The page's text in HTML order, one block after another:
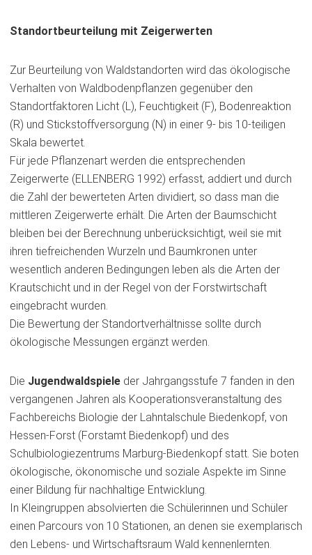
Standortbeurteilung mit Zeigerwerten
Zur Beurteilung von Waldstandorten wird das ökologische
Verhalten von Waldbodenpflanzen gegenüber den
Standortfaktoren Licht (L), Feuchtigkeit (F), Bodenreaktion
(R) und Stickstoffversorgung (N) in einer 9- bis 10-teiligen
Skala bewertet.
Für jede Pflanzenart werden die entsprechenden
Zeigerwerte (ELLENBERG 1992) erfasst, addiert und durch
die Zahl der bewerteten Arten dividiert, so dass man die
mittleren Zeigerwerte erhält. Die Arten der Baumschicht
bleiben bei der Berechnung unberücksichtigt, weil sie mit
ihren tiefreichenden Wurzeln und Baumkronen unter
wesentlich anderen Bedingungen leben als die Arten der
Krautschicht und in der Regel von der Forstwirtschaft
eingebracht wurden.
Die Bewertung der Standortverhältnisse sollte durch
ökologische Messungen ergänzt werden.
Die Jugendwaldspiele der Jahrgangsstufe 7 fanden in den
vergangenen Jahren als Kooperationsveranstaltung des
Fachbereichs Biologie der Lahntalschule Biedenkopf, von
Hessen-Forst (Forstamt Biedenkopf) und des
Schulbiologiezentrums Marburg-Biedenkopf statt. Sie boten
ökologische, ökonomische und soziale Aspekte im Sinne
einer Bildung für nachhaltige Entwicklung.
In Kleingruppen absolvierten die Schülerinnen und Schüler
einen Parcours von 10 Stationen, an denen sie exemplarisch
den Lebens- und Wirtschaftsraum Wald kennenlernten.